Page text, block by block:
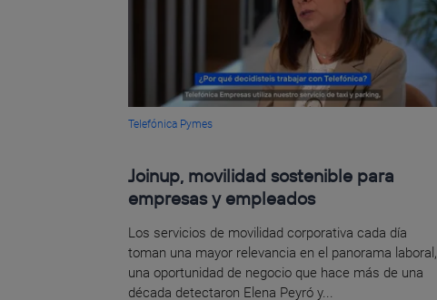
Telefónica Pymes
Joinup, movilidad sostenible para
empresas y empleados
Los servicios de movilidad corporativa cada día
toman una mayor relevancia en el panorama laboral,
una oportunidad de negocio que hace más de una
década detectaron Elena Peyró y...